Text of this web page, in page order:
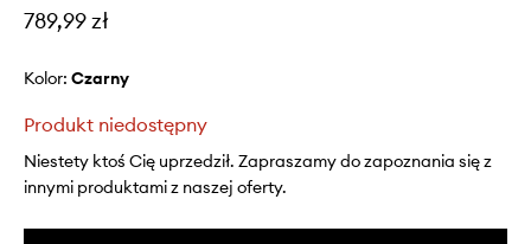
789,99 zł
Kolor: czarny
Produkt niedostępny
Niestety ktoś Cię uprzedził. Zapraszamy do zapoznania się z
innymi produktami z naszej oferty.